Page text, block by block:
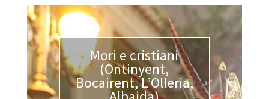
Mori e cristiani
(Ontinyent,
Bocairent, L’Olleria,